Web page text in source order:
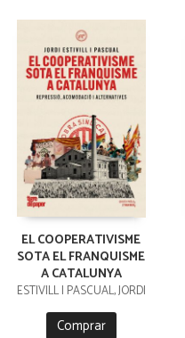
EL COOPERATIVISME
SOTA EL FRANQUISME
A CATALUNYA
ESTIVILL I PASCUAL, JORDI
Comprar